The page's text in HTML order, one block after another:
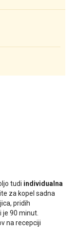
tudi individualna
za kopel sadna
pridih
je 90 minut.
na recepciji